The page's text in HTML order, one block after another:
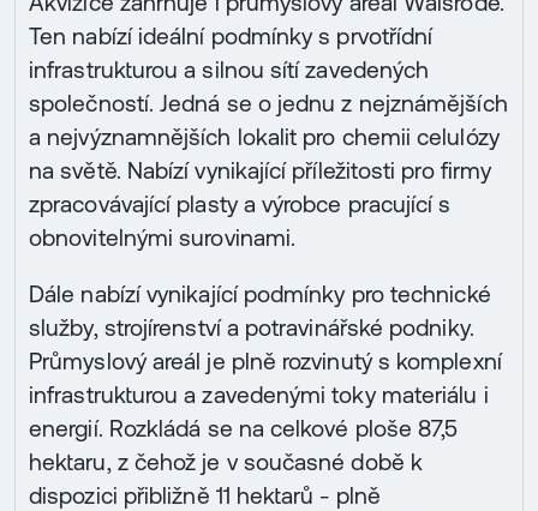
Ten nabízí ideální podmínky s prvotřídní
infrastrukturou a silnou sítí zavedených
společností. Jedná se o jednu z nejznámějších
a nejvýznamnějších lokalit pro chemii celulózy
na světě. Nabízí vynikající příležitosti pro firmy
zpracovávající plasty a výrobce pracující s
obnovitelnými surovinami.
Dále nabízí vynikající podmínky pro technické
služby, strojírenství a potravinářské podniky.
Průmyslový areál je plně rozvinutý s komplexní
infrastrukturou a zavedenými toky materiálu i
energií. Rozkládá se na celkové ploše 87,5
hektaru, z čehož je v současné době k
dispozici přibližně 11 hektarů - plně